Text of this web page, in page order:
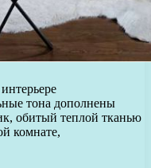
тона дополнены
обитый теплой тканью
комнате,